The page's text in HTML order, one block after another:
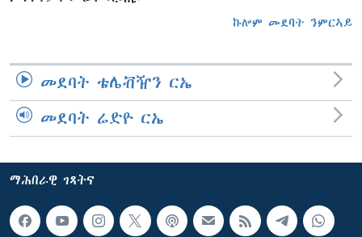
ኩሎም መደባት ንምርኣይ
መደባት ቴሌቭዥን ርኤ
መደባት ሬድዮ ርኤ
ማሕበራዊ ገጻትና